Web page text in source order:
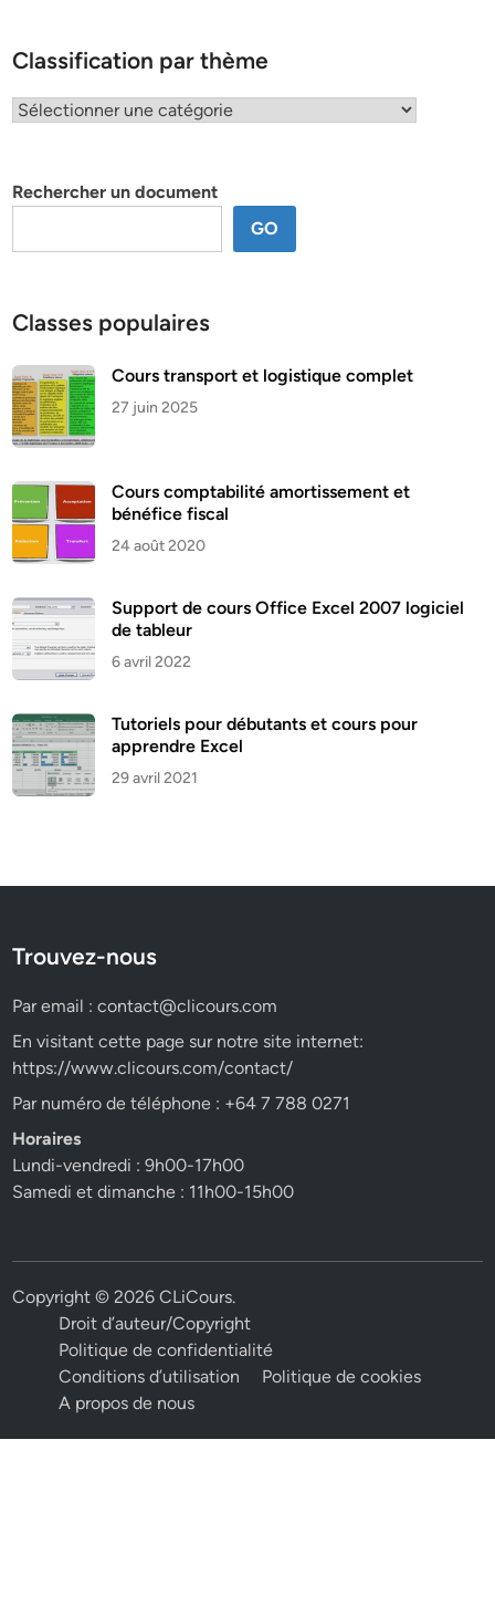
Classification par thème
Classification
Rechercher un document
GO
Classes populaires
Cours transport et logistique complet
27 juin 2025
Cours comptabilité amortissement et
bénéfice fiscal
24 août 2020
Support de cours Office Excel 2007 logiciel
de tableur
6 avril 2022
Tutoriels pour débutants et cours pour
apprendre Excel
29 avril 2021
Trouvez-nous
Par email :contact@clicours.com
En visitant cette page sur notre site internet:
https://www.clicours.com/contact/
Par numéro de téléphone : +64 7 788 0271
Horaires
Lundi-vendredi : 9h00-17h00
Samedi et dimanche : 11h00-15h00
Copyright © 2026CLiCours.
Droit d’auteur/Copyright
Politique de confidentialité
Conditions d’utilisation
Politique de cookies
A propos de nous